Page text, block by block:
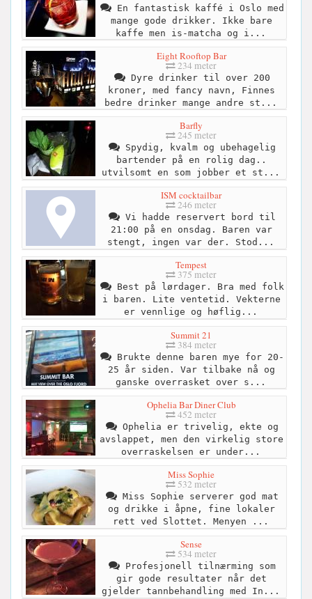
En fantastisk kaffé i Oslo med
mange gode drikker. Ikke bare
kaffe men is-matcha og i...
Eight Rooftop Bar
234 meter
Dyre drinker til over 200
kroner, med fancy navn, Finnes
bedre drinker mange andre st...
Barfly
245 meter
Spydig, kvalm og ubehagelig
bartender på en rolig dag..
utvilsomt en som jobber et st...
ISM cocktailbar
246 meter
Vi hadde reservert bord til
21:00 på en onsdag. Baren var
stengt, ingen var der. Stod...
Tempest
375 meter
Best på lørdager. Bra med folk
i baren. Lite ventetid. Vekterne
er vennlige og høflig...
Summit 21
384 meter
Brukte denne baren mye for 20-
25 år siden. Var tilbake nå og
ganske overrasket over s...
Ophelia Bar Diner Club
452 meter
Ophelia er trivelig, ekte og
avslappet, men den virkelig store
overraskelsen er under...
Miss Sophie
532 meter
Miss Sophie serverer god mat
og drikke i åpne, fine lokaler
rett ved Slottet. Menyen ...
Sense
534 meter
Profesjonell tilnærming som
gir gode resultater når det
gjelder tannbehandling med In...